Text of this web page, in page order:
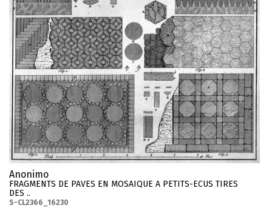
Anonimo
FRAGMENTS DE PAVES EN MOSAIQUE A PETITS-ECUS TIRES
DES ..
S-CL2366_16230